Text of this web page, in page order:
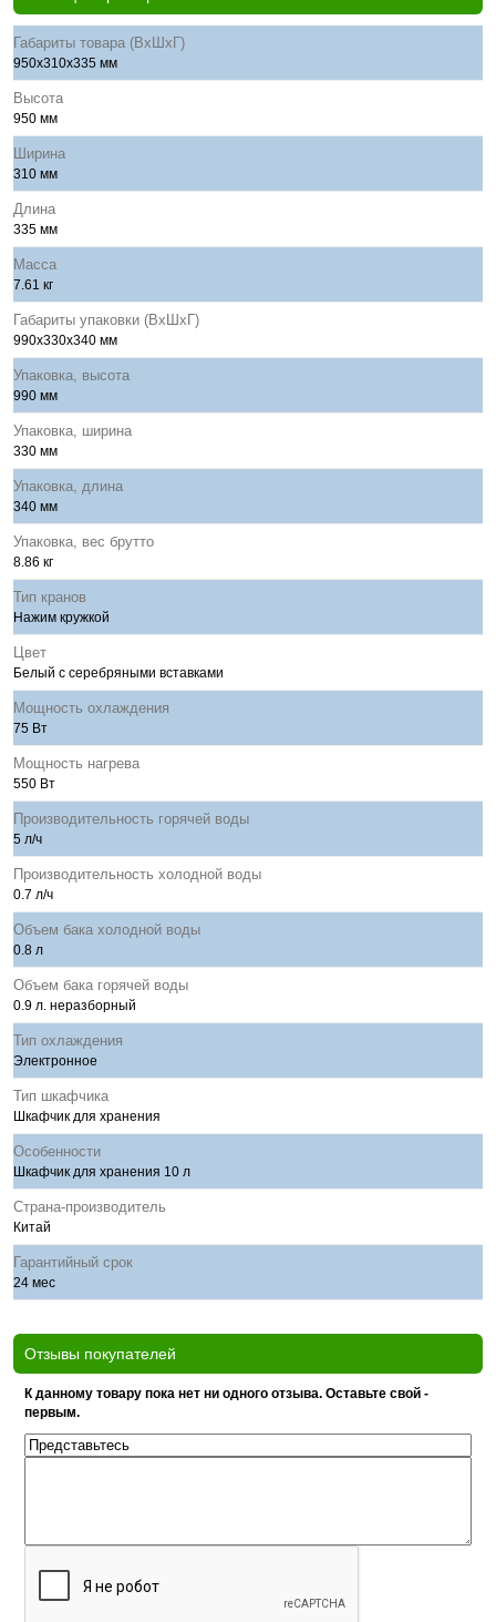
Габариты товара (ВхШхГ)
950x310х335 мм
Высота
950 мм
Ширина
310 мм
Длина
335 мм
Масса
7.61 кг
Габариты упаковки (ВхШхГ)
990x330х340 мм
Упаковка, высота
990 мм
Упаковка, ширина
330 мм
Упаковка, длина
340 мм
Упаковка, вес брутто
8.86 кг
Тип кранов
Нажим кружкой
Цвет
Белый с серебряными вставками
Мощность охлаждения
75 Вт
Мощность нагрева
550 Вт
Производительность горячей воды
5 л/ч
Производительность холодной воды
0.7 л/ч
Объем бака холодной воды
0.8 л
Объем бака горячей воды
0.9 л. неразборный
Тип охлаждения
Электронное
Тип шкафчика
Шкафчик для хранения
Особенности
Шкафчик для хранения 10 л
Страна-производитель
Китай
Гарантийный срок
24 мес
Отзывы покупателей
К данному товару пока нет ни одного отзыва. Оставьте свой -
первым.